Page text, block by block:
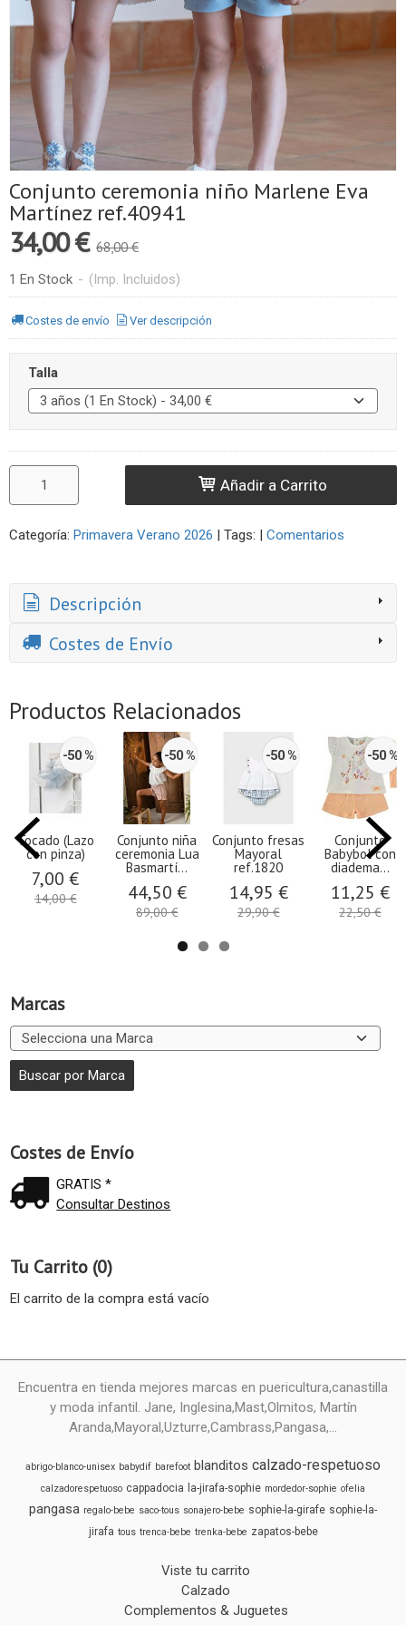
Marcas
Costes de Envío
GRATIS *
Consultar Destinos
Tu Carrito (0)
El carrito de la compra está vacío
Conjunto ceremonia niño Marlene Eva
Martínez ref.40941
34,00 € 68,00 €
1 En Stock - (Imp. Incluidos)
Costes de envío Ver descripción
Talla
Añadir a Carrito
Categoría: Primavera Verano 2026 | Tags: | Comentarios
Descripción
Costes de Envío
Productos Relacionados
-50 %
Tocado (Lazo
con pinza)
7,00 €
14,00 €
-50 %
Conjunto niña
ceremonia Lua
Basmartí...
44,50 €
89,00 €
-50 %
Conjunto fresas
Mayoral
ref.1820
14,95 €
29,90 €
-50 %
Conjunto
Babybol con
diadema...
11,25 €
22,50 €
Encuentra en tienda mejores marcas en puericultura,canastilla
y moda infantil. Jane, Inglesina,Mast,Olmitos, Martín
Aranda,Mayoral,Uzturre,Cambrass,Pangasa,...
abrigo-blanco-unisex babydif barefoot blanditos calzado-respetuoso
calzadorespetuoso cappadocia la-jirafa-sophie mordedor-sophie ofelia
pangasa regalo-bebe saco-tous sonajero-bebe sophie-la-girafe sophie-la-
jirafa tous trenca-bebe trenka-bebe zapatos-bebe
Viste tu carrito
Calzado
Complementos & Juguetes